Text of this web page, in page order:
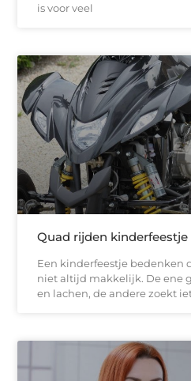
is voor veel
Quad rijden
Een kinderfeestje bedenken
niet altijd makkelijk. De ene
en lachen, de andere zoekt